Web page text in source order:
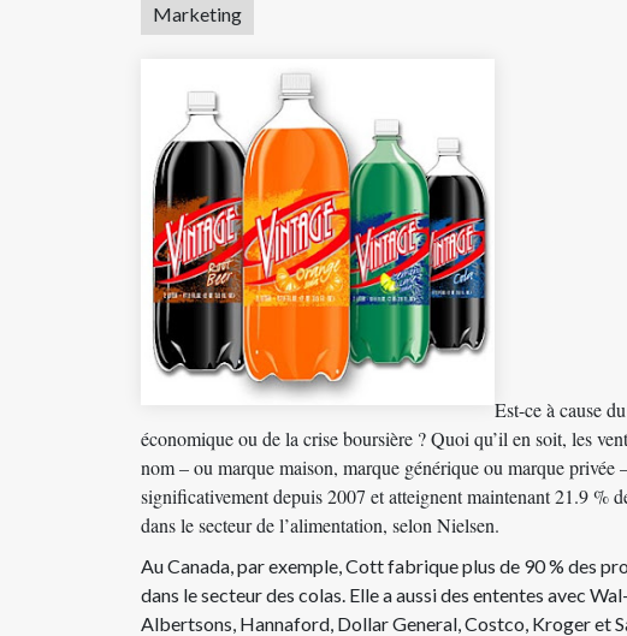
Marketing
Est-ce à cause
économique ou de la crise boursière ? Quoi qu’il en soit, les
nom – ou marque maison, marque générique ou marque privée
significativement depuis 2007 et atteignent maintenant 21.9 %
dans le secteur de l’alimentation, selon Nielsen.
Au Canada, par exemple, Cott fabrique plus de 90 % des
dans le secteur des colas. Elle a aussi des ententes avec
Albertsons, Hannaford, Dollar General, Costco, Kroger et